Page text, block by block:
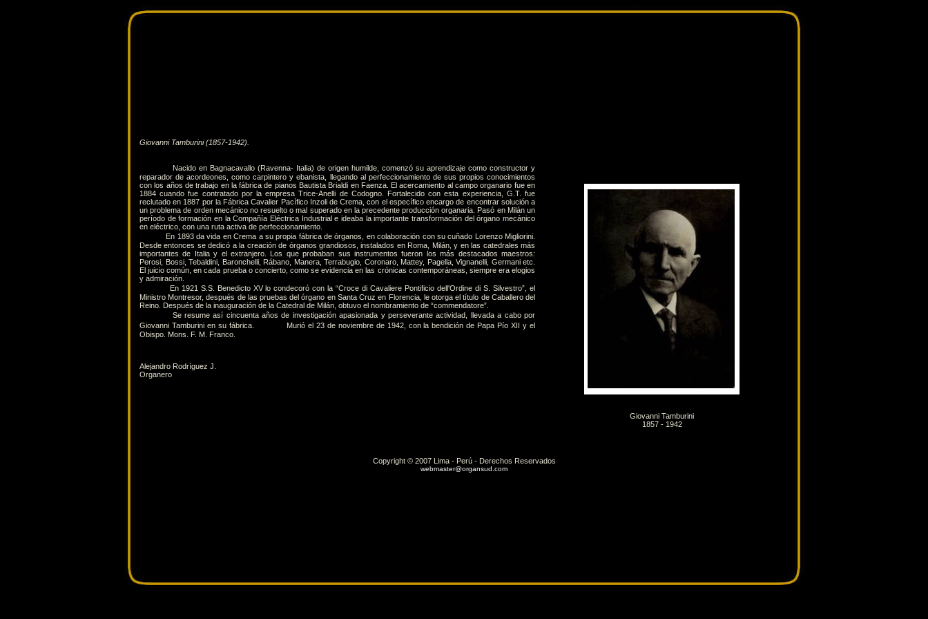
Giovanni Tamburini (1857-1942).
Nacido en Bagnacavallo (Ravenna- Italia) de origen humilde, comenzó su aprendizaje como constructor y
reparador de acordeones, como carpintero y ebanista, llegando al perfeccionamiento de sus propios conocimientos
con los años de trabajo en la fábrica de pianos Bautista Brialdi en Faenza. El acercamiento al campo organario fue en
1884 cuando fue contratado por la empresa Trice-Anelli de Codogno. Fortalecido con esta experiencia, G.T. fue
reclutado en 1887 por la Fábrica Cavalier Pacífico Inzoli de Crema, con el específico encargo de encontrar solución a
un problema de orden mecánico no resuelto o mal superado en la precedente producción organaria. Pasó en Milán un
período de formación en la Compañía Eléctrica Industrial e ideaba la importante transformación del órgano mecánico
en eléctrico, con una ruta activa de perfeccionamiento.
En 1893 da vida en Crema a su propia fábrica de órganos, en colaboración con su cuñado Lorenzo Migliorini.
Desde entonces se dedicó a la creación de órganos grandiosos, instalados en Roma, Milán, y en las catedrales más
importantes de Italia y el extranjero. Los que probaban sus instrumentos fueron los más destacados maestros:
Perosi, Bossi, Tebaldini, Baronchelli, Rábano, Manera, Terrabugio, Coronaro, Mattey, Pagella, Vignanelli, Germani etc.
El juicio común, en cada prueba o concierto, como se evidencia en las crónicas contemporáneas, siempre era elogios
y admiración.
En 1921 S.S. Benedicto XV lo condecoró con la “Croce di Cavaliere Pontificio dell'Ordine di S. Silvestro”, el
Ministro Montresor, después de las pruebas del órgano en Santa Cruz en Florencia, le otorga el título de Caballero del
Reino. Después de la inauguración de la Catedral de Milán, obtuvo el nombramiento de “commendatore”.
Se resume así cincuenta años de investigación apasionada y perseverante actividad, llevada a cabo por
Giovanni Tamburini en su fábrica.
Murió el 23 de noviembre de 1942, con la bendición de Papa Pío XII y el
Obispo. Mons. F. M. Franco.
Alejandro Rodríguez J.
Organero
Giovanni Tamburini
1857 - 1942
Copyright © 2007 Lima - Perú - Derechos Reservados
webmaster@organsud.com